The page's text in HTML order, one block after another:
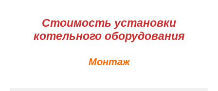
Стоимость установки
котельного оборудования
Монтаж